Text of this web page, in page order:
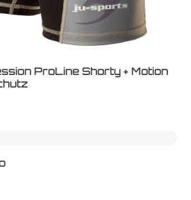
ProLine Shorty + Motion